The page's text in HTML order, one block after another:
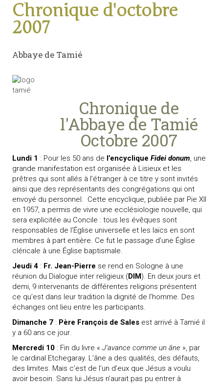
Chronique d'octobre
2007
Abbaye de Tamié
Chronique de
l'Abbaye de Tamié
Octobre 2007
Lundi 1 : Pour les 50 ans de l’encyclique Fidei donum, une
grande manifestation est organisée à Lisieux et les
prêtres qui sont allés à l’étranger à ce titre y sont invités
ainsi que des représentants des congrégations qui ont
envoyé du personnel. Cette encyclique, publiée par Pie XII
en 1957, a permis de vivre une ecclésiologie nouvelle, qui
sera explicitée au Concile : tous les évêques sont
responsables de l’Église universelle et les laïcs en sont
membres à part entière. Ce fut le passage d’une Église
cléricale à une Église baptismale.
Jeudi 4 : Fr. Jean-Pierre se rend en Sologne à une
réunion du Dialogue inter religieux (DIM). En deux jours et
demi, 9 intervenants de différentes religions présentent
ce qu’est dans leur tradition la dignité de l’homme. Des
échanges ont lieu entre les participants.
Dimanche 7 : Père François de Sales est arrivé à Tamié il
y a 60 ans ce jour.
Mercredi 10 : Fin du livre « J’avance comme un âne », par
le cardinal Etchegaray. L’âne a des qualités, des défauts,
des limites. Mais c’est de l’un d’eux que Jésus a voulu
avoir besoin. Sans lui Jésus n’aurait pas pu entrer à